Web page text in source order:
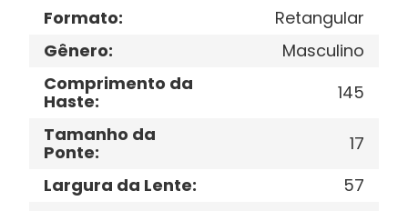
Formato:
Retangular
Gênero:
Masculino
Comprimento da
Haste:
145
Tamanho da
Ponte:
17
Largura da Lente:
57